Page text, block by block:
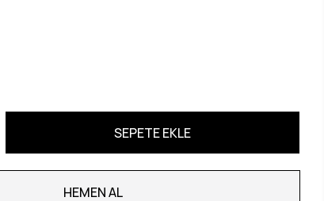
SEPETE EKLE
HEMEN AL